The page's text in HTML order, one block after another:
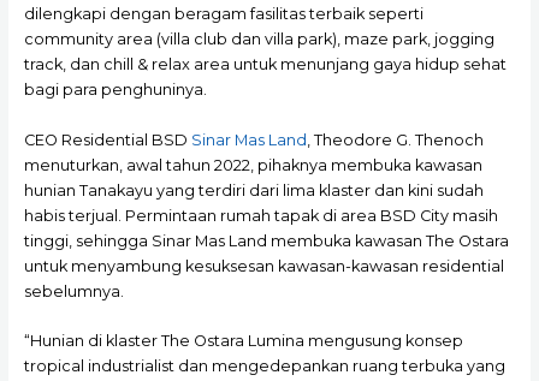
dilengkapi dengan beragam fasilitas terbaik seperti
community area (villa club dan villa park), maze park, jogging
track, dan chill & relax area untuk menunjang gaya hidup sehat
bagi para penghuninya.
CEO Residential BSD Sinar Mas Land , Theodore G. Thenoch
menuturkan, awal tahun 2022, pihaknya membuka kawasan
hunian Tanakayu yang terdiri dari lima klaster dan kini sudah
habis terjual. Permintaan rumah tapak di area BSD City masih
tinggi, sehingga Sinar Mas Land membuka kawasan The Ostara
untuk menyambung kesuksesan kawasan-kawasan residential
sebelumnya.
“Hunian di klaster The Ostara Lumina mengusung konsep
tropical industrialist dan mengedepankan ruang terbuka yang